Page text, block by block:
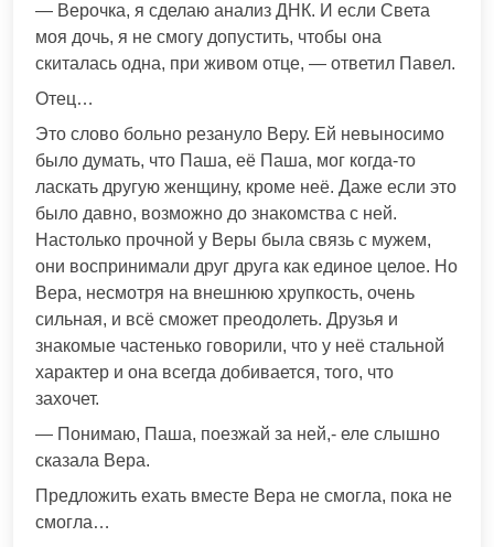
— Верочка, я сделаю анализ ДНК. И если Света
моя дочь, я не смогу допустить, чтобы она
скиталась одна, при живом отце, — ответил Павел.
Отец…
Это слово больно резануло Веру. Ей невыносимо
было думать, что Паша, её Паша, мог когда-то
ласкать другую женщину, кроме неё. Даже если это
было давно, возможно до знакомства с ней.
Настолько прочной у Веры была связь с мужем,
они воспринимали друг друга как единое целое. Но
Вера, несмотря на внешнюю хрупкость, очень
сильная, и всё сможет преодолеть. Друзья и
знакомые частенько говорили, что у неё стальной
характер и она всегда добивается, того, что
захочет.
— Понимаю, Паша, поезжай за ней,- еле слышно
сказала Вера.
Предложить ехать вместе Вера не смогла, пока не
смогла…